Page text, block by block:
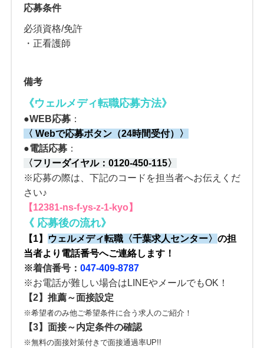
応募条件
必須資格/免許
・正看護師
備考
《ウェルメディ転職応募方法》
●WEB応募 ：
〈 Webで応募ボタン（24時間受付）〉
●電話応募 ：
〈フリーダイヤル： 0120-450-115〉
※応募の際は、下記のコードを担当者へお伝えくだ
さい♪
【12381-ns-f-ys-z-1-kyo】
《 応募後の流れ》
【1】 ウェルメディ転職 〈千葉求人センター〉 の担
当者より電話番号へご連絡します！
※着信番号： 047-409-8787
※お電話が難しい場合はLINEやメールでもOK！
【2】 推薦～面接設定
※希望者のみ他ご希望条件に合う求人のご紹介！
【3】 面接～内定条件の確認
※無料の面接対策付きで面接通過率UP!!